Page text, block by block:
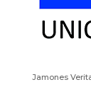
Jamones